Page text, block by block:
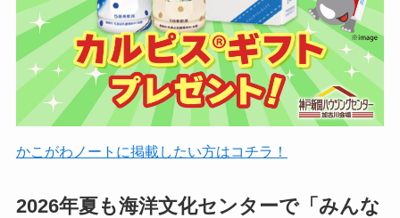
かこがわノートに掲載したい方はコチラ！
2026年夏も海洋文化センターで「みんな